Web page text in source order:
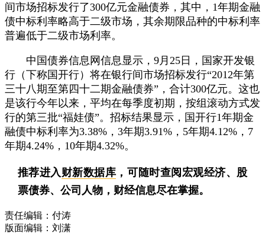
间市场招标发行了300亿元金融债券，其中，1年期金融
债中标利率略高于二级市场，其余期限品种的中标利率
普遍低于二级市场利率。
中国债券信息网信息显示，9月25日，国家开发银
行（下称国开行）将在银行间市场招标发行“2012年第
三十八期至第四十二期金融债券”，合计300亿元。这也
是该行今年以来，平均在每季度初期，按组滚动方式发
行的第三批“福娃债”。招标结果显示，国开行1年期金
融债中标利率为3.38%，3年期3.91%，5年期4.12%，7
年期4.24%，10年期4.32%。
推荐进入 财新数据库 ，可随时查阅宏观经济、股
票债券、公司人物，财经信息尽在掌握。
责任编辑：付涛
版面编辑：刘潇